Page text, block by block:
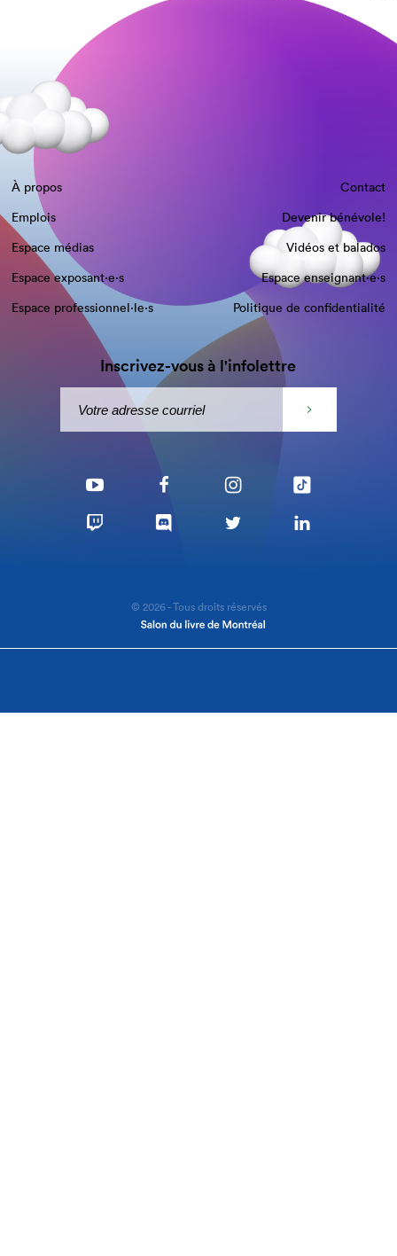
À propos
Contact
Emplois
Devenir bénévole!
Espace médias
Vidéos et balados
Espace exposant·e⋅s
Espace enseignant·e⋅s
Espace professionnel·le⋅s
Politique de confidentialité
Inscrivez-vous à l'infolettre
© 2026 - Tous droits réservés